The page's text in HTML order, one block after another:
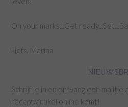
On your marks...Get
Liefs, Marina
Schrijf je in en ontvang een mailtje
recept/artikel online komt!